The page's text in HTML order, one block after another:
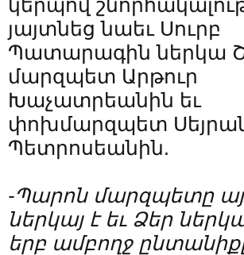
կերպով
յայտնեց նաեւ Սուրբ
Պատարագին ներկա
մարզպետ Արթուր
Խաչատրեանին եւ
փոխմարզպետ
Պետրոսեանին.
-Պարոն մարզպետը
ներկայ է եւ Ձեր
երբ ամբողջ